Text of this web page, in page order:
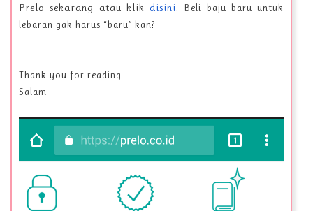
Prelo sekarang atau klik disini.
Beli baju baru untuk
lebaran gak harus “baru” kan?
Thank you for reading
Salam